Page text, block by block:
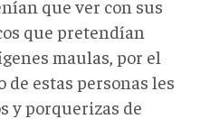
que ver con sus
que pretendían
maulas, por el
estas personas les
y porquerizas de